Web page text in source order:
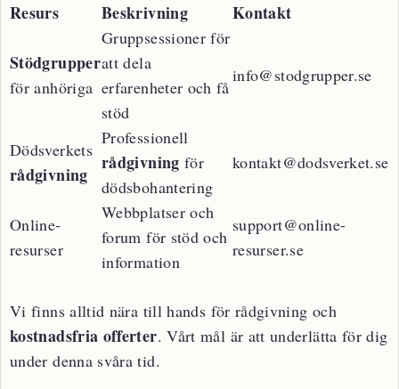
Resurs Beskrivning Kontakt
Stödgrupper
för anhöriga
Gruppsessioner för
att dela
erfarenheter och få
stöd
info@stodgrupper.se
Dödsverkets
rådgivning
Professionell
rådgivning för
dödsbohantering
kontakt@dodsverket.se
Online-
resurser
Webbplatser och
forum för stöd och
information
support@online-
resurser.se
Vi finns alltid nära till hands för rådgivning och
kostnadsfria offerter. Vårt mål är att underlätta för dig
under denna svåra tid.